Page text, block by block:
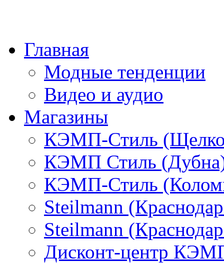
Главная
Модные тенденции
Видео и аудио
Магазины
КЭМП-Стиль
КЭМП Стиль
КЭМП-Стиль
Steilmann
Steilmann
Дисконт-центр